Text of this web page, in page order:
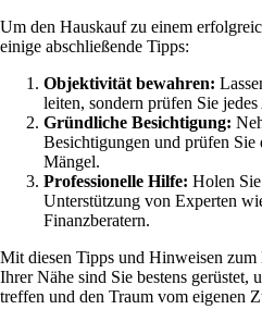
Um den Hauskauf zu einem
einige abschließende Tipps:
Objektivität bewahren:
leiten, sondern prüfen Sie
Gründliche Besichtigung:
Besichtigungen und prüfen
Mängel.
Professionelle Hilfe: Holen
Unterstützung von Experten
Finanzberatern.
Mit diesen Tipps und Hinweisen
Ihrer Nähe sind Sie bestens gerüstet,
treffen und den Traum vom eigenen